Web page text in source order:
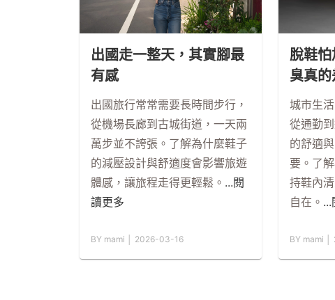
出國走一整天，其實腳最
有感
出國旅行常常需要長時間步行，
從機場長廊到古城街道，一天兩
萬步並不誇張。了解為什麼鞋子
的減壓設計與舒適度會影響旅遊
體感，讓旅程走得更輕鬆。 ...閱
讀更多
BY mami │ 2026-03-16
脫鞋
臭真
城市生
從通勤
的舒適
要。了
持鞋內
自在。
BY mami